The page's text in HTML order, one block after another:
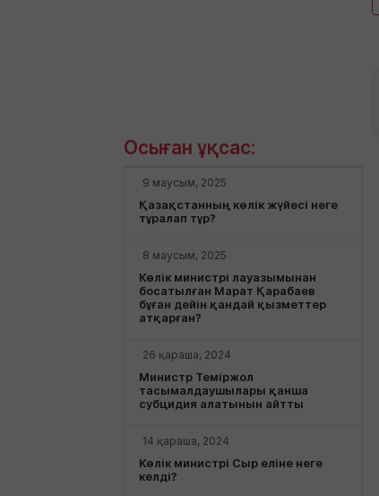
Осыған ұқсас:
9 маусым, 2025
Қазақстанның көлік жүйесі неге
тұралап тұр?
8 маусым, 2025
Көлік министрі лауазымынан
босатылған Марат Қарабаев
бұған дейін қандай қызметтер
атқарған?
26 қараша, 2024
Министр Теміржол
тасымалдаушылары қанша
субцидия алатынын айтты
14 қараша, 2024
Көлік министрі Сыр еліне неге
келді?